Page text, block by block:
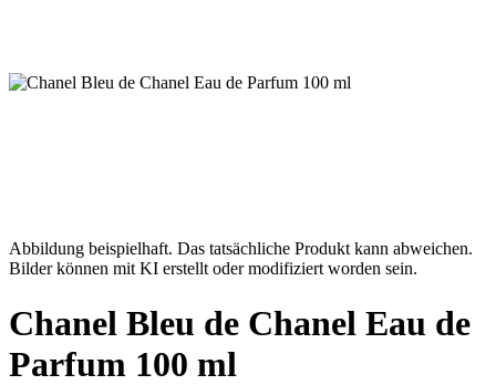
Abbildung beispielhaft. Das tatsächliche Produkt kann abweichen.
Bilder können mit KI erstellt oder modifiziert worden sein.
Chanel Bleu de Chanel Eau de
Parfum 100 ml